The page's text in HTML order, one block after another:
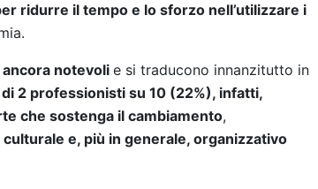
ridurre il tempo e lo sforzo nell’utilizzare i
notevoli e si traducono innanzitutto in
di 2 professionisti su 10 (22%), infatti,
che sostenga il cambiamento,
e, più in generale, organizzativo